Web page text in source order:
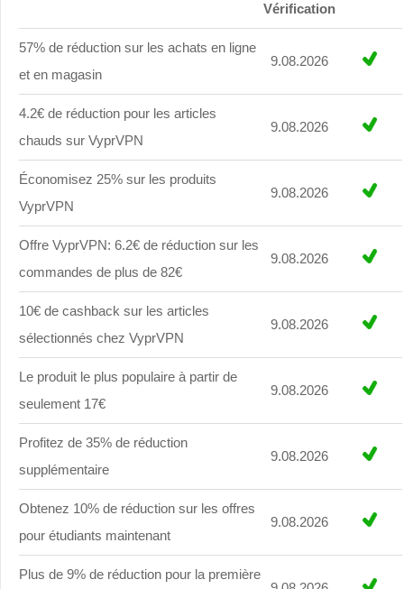
Vérification
57% de réduction sur les achats en ligne
et en magasin
9.08.2026
4.2€ de réduction pour les articles
chauds sur VyprVPN
9.08.2026
Économisez 25% sur les produits
VyprVPN
9.08.2026
Offre VyprVPN: 6.2€ de réduction sur les
commandes de plus de 82€
9.08.2026
10€ de cashback sur les articles
sélectionnés chez VyprVPN
9.08.2026
Le produit le plus populaire à partir de
seulement 17€
9.08.2026
Profitez de 35% de réduction
supplémentaire
9.08.2026
Obtenez 10% de réduction sur les offres
pour étudiants maintenant
9.08.2026
Plus de 9% de réduction pour la première